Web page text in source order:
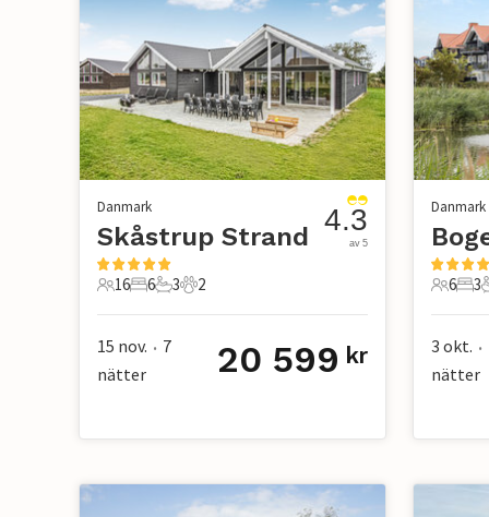
Danmark
Skåstrup Strand
16 Gäster
16
6 Sovrum
6
3 Badrum
3
2 Husdjur
2
4.3
av 5
15 nov. • 7
nätter
20 599 kr
Danmark
6
6
3
3
3 okt. •
nätter